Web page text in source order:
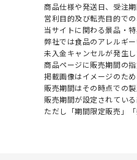
商品仕様や発送日、受注
営利目的及び転売目的で
当サイトに関わる景品・
弊社では食品のアレルギ
未入金キャンセルが発生
商品ページに販売期間の
掲載画像はイメージのた
販売期間はその時点での
販売期間が設定されてい
ただし「期間限定販売」